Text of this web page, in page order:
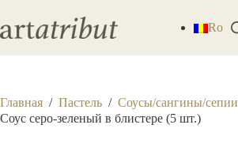
сути
Ro
Главная / Пастель / Соусы/сангины/сепии
Соус серо-зеленый в блистере (5 шт.)